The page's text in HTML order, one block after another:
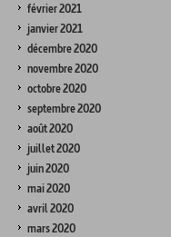
février 2021
janvier 2021
décembre 2020
novembre 2020
octobre 2020
septembre 2020
août 2020
juillet 2020
juin 2020
mai 2020
avril 2020
mars 2020